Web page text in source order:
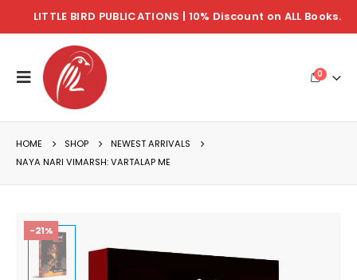
LITTLE BIRD PUBLICATIONS | 10% Discount on ALL Books.
0
HOME SHOP
NEWEST ARRIVALS
NAYA NARI VIMARSH: VARTALAP ME
-21%